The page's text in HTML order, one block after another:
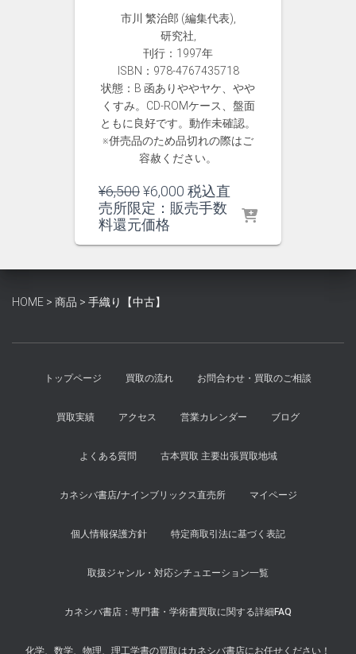
市川 繁治郎 (編集代表),
研究社,
刊行：1997年
ISBN：978-4767435718
状態：B 函ありややヤケ、やや
くすみ。CD-ROMケース、盤面
ともに良好です。動作未確認。
※併売品のため品切れの際はご
容赦ください。
¥6,500元
の
価
¥6,500
し
¥6,000 現
在
は
税込直
売所限定：販売手数
料還元価格
HOME > 商品 > 手織り【中古】
トップページ 買取の流れ お問合わせ・買取のご相談
買取実績 アクセス 営業カレンダー ブログ
よくある質問 古本買取 主要出張買取地域
カネシバ書店/ナインブリックス直売所 マイページ
個人情報保護方針 特定商取引法に基づく表記
取扱ジャンル・対応シチュエーション一覧
カネシバ書店：専門書・学術書買取に関する詳細FAQ
化学、数学、物理、理工学書の買取はカネシバ書店にお任せください！